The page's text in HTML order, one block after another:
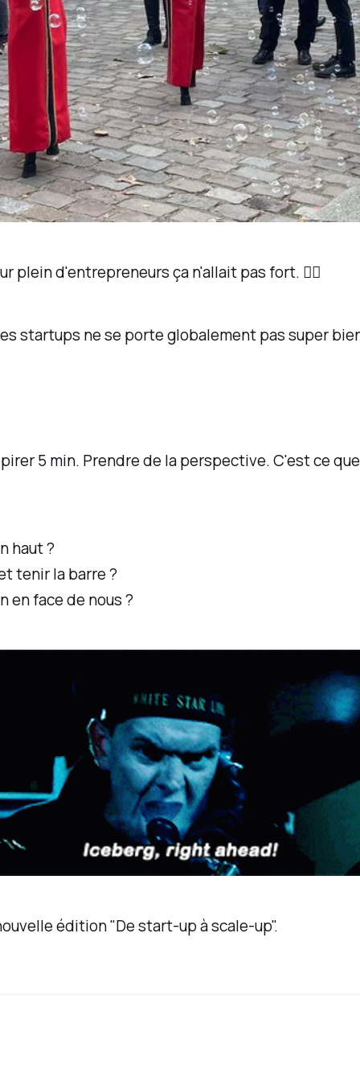
plein d'entrepreneurs ça n'allait pas fort. 😵‍💫
startups ne se porte globalement pas super
5 min. Prendre de la perspective. C'est ce
haut ?
tenir la barre ?
en face de nous ?
édition "De start-up à scale-up".